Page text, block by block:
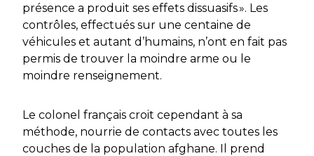
présence a produit ses effets dissuasifs». Les
contrôles, effectués sur une centaine de
véhicules et autant d’humains, n’ont en fait pas
permis de trouver la moindre arme ou le
moindre renseignement.
Le colonel français croit cependant à sa
méthode, nourrie de contacts avec toutes les
couches de la population afghane. Il prend